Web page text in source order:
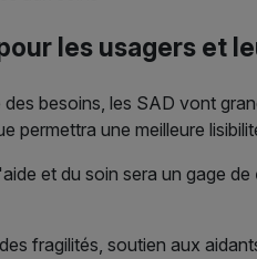
les usagers et
besoins, les SAD vont
permettra une meilleure
et du soin sera un gage de
fragilités, soutien aux